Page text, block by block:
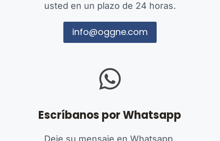
usted en un plazo de 24 horas.
info@oggne.com
Escríbanos por Whatsapp
Deje su mensaje en Whatsapp.